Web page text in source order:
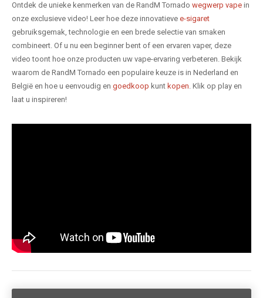
Ontdek de unieke kenmerken van de RandM Tornado wegwerp vape in
onze exclusieve video! Leer hoe deze innovatieve e-sigaret
gebruiksgemak, technologie en een brede selectie van smaken
combineert. Of u nu een beginner bent of een ervaren vaper, deze
video toont hoe onze producten uw vape-ervaring verbeteren. Bekijk
waarom de RandM Tornado een populaire keuze is in Nederland en
België en hoe u eenvoudig en goedkoop kunt kopen. Klik op play en
laat u inspireren!